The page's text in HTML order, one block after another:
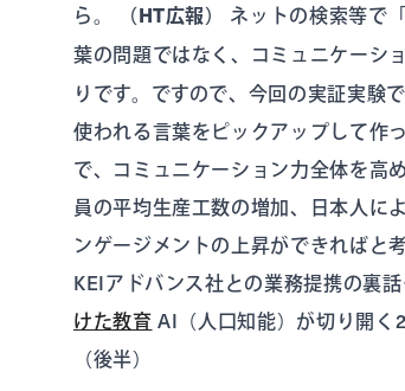
ら。
（HT広報）
ネットの検索等で
葉の問題ではなく、コミュニケーシ
りです。ですので、今回の実証実験
使われる言葉をピックアップして作
で、コミュニケーション力全体を高
員の平均生産工数の増加、日本人に
ンゲージメントの上昇ができれば
KEIアドバンス社との業務提携の裏
けた教育 AI（人口知能）が切り開く
（後半）